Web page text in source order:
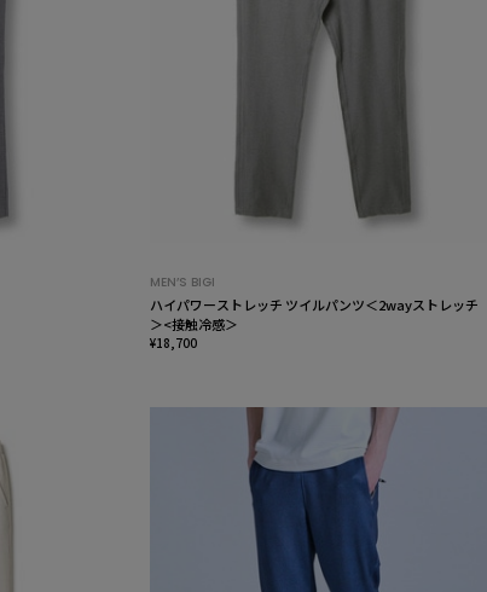
MEN’S BIGI
ハイパワーストレッチ ツイルパンツ＜2wayストレッチ
＞<接触冷感＞
¥18,700